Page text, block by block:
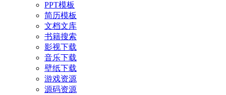
PPT模板
简历模板
文档文库
书籍搜索
影视下载
音乐下载
壁纸下载
游戏资源
源码资源